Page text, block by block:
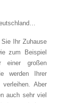
Ihr Zuhause
zum Beispiel
einer großen
werden Ihrer
Aber
auch sehr viel